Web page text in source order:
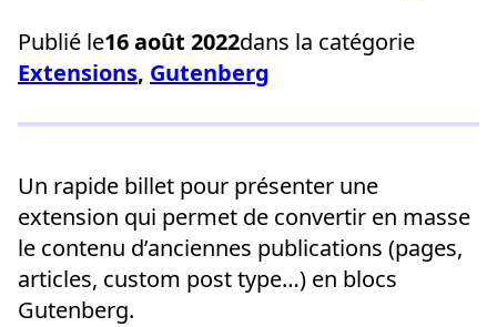
Publié le16 août 2022dans la catégorie
Extensions, Gutenberg
Un rapide billet pour présenter une
extension qui permet de convertir en masse
le contenu d’anciennes publications (pages,
articles, custom post type…) en blocs
Gutenberg.